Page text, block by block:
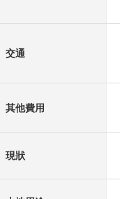
交通
其他費用
現狀